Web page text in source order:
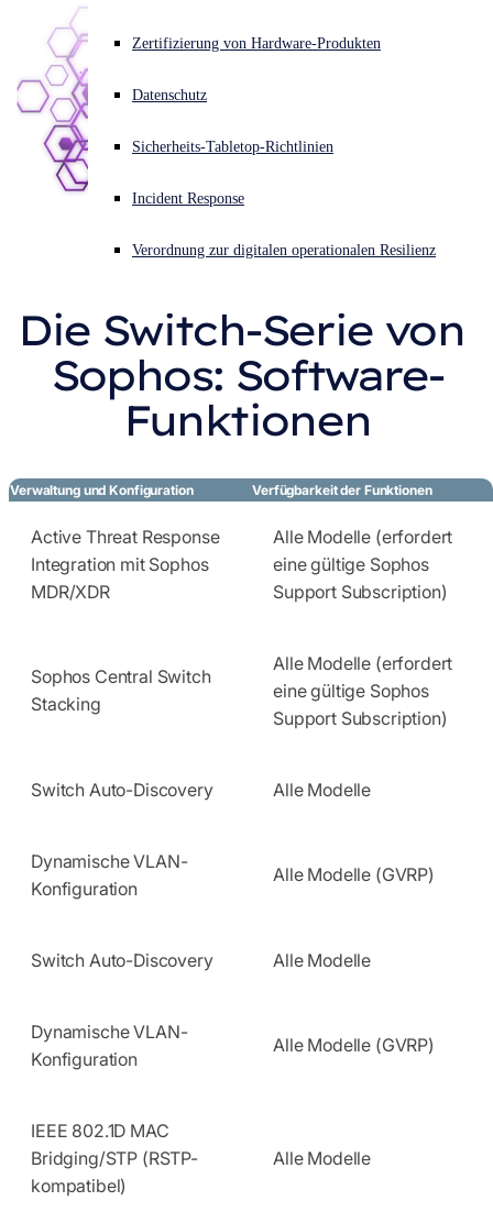
Akuter Cyberangriff? Fordern Sie Sofort-Hilfe an
Anmelden
Open search
Deutsch Open language switcher
Zertifizierung von Hardware-Produkten
Datenschutz
Sicherheits-Tabletop-Richtlinien
Incident Response
Verordnung zur digitalen operationalen Resilienz
Produkte vergleichen
Informationen zum Kauf
Die Switch-Serie von
Sophos: Software-
Funktionen
Verwaltung und Konfiguration Verfügbarkeit der Funktionen
Active Threat Response
Integration mit Sophos
MDR/XDR
Alle Modelle (erfordert
eine gültige Sophos
Support Subscription)
Sophos Central Switch
Stacking
Alle Modelle (erfordert
eine gültige Sophos
Support Subscription)
Switch Auto-Discovery Alle Modelle
Dynamische VLAN-
Konfiguration
Alle Modelle (GVRP)
Switch Auto-Discovery Alle Modelle
Dynamische VLAN-
Konfiguration
Alle Modelle (GVRP)
IEEE 802.1D MAC
Bridging/STP (RSTP-
kompatibel)
Alle Modelle